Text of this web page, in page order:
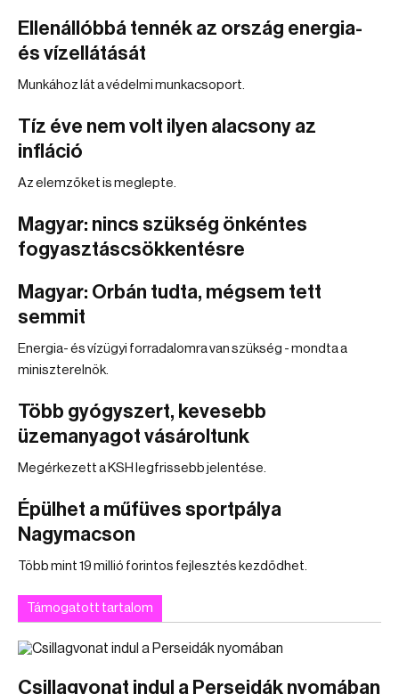
Ellenállóbbá tennék az ország energia-
és vízellátását
Munkához lát a védelmi munkacsoport.
Tíz éve nem volt ilyen alacsony az
infláció
Az elemzőket is meglepte.
Magyar: nincs szükség önkéntes
fogyasztáscsökkentésre
Magyar: Orbán tudta, mégsem tett
semmit
Energia- és vízügyi forradalomra van szükség - mondta a
miniszterelnök.
Több gyógyszert, kevesebb
üzemanyagot vásároltunk
Megérkezett a KSH legfrissebb jelentése.
Épülhet a műfüves sportpálya
Nagymacson
Több mint 19 millió forintos fejlesztés kezdődhet.
Támogatott tartalom
Csillagvonat indul a Perseidák nyomában